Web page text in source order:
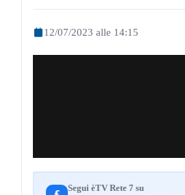
12/07/2023 alle 14:15
Segui èTV Rete 7 su